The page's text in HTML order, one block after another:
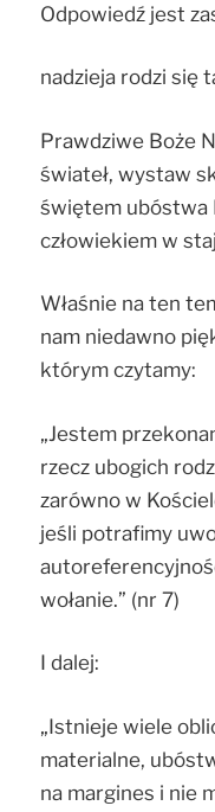
Odpowiedź jest
nadzieja rodzi się
Prawdziwe Boże
świateł, wystaw
świętem ubóstwa
człowiekiem w
Właśnie na ten
nam niedawno
którym czytamy:
„Jestem
rzecz ubogich
zarówno w
jeśli potrafimy
wołanie.” (nr 7)
I dalej:
„Istnieje wiele
materialne,
na margines i nie